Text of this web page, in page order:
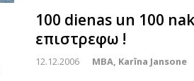
100 dienas un 100
επιστρεφω !
12.12.2006 MBA, Karīna Jansone